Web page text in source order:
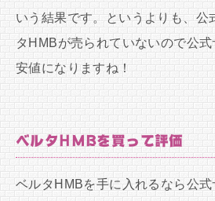
いう結果です。というよりも、公
タHMBが売られていないので公
安値になりますね！
ベルタHMBを買って評価
ベルタHMBを手に入れるなら公